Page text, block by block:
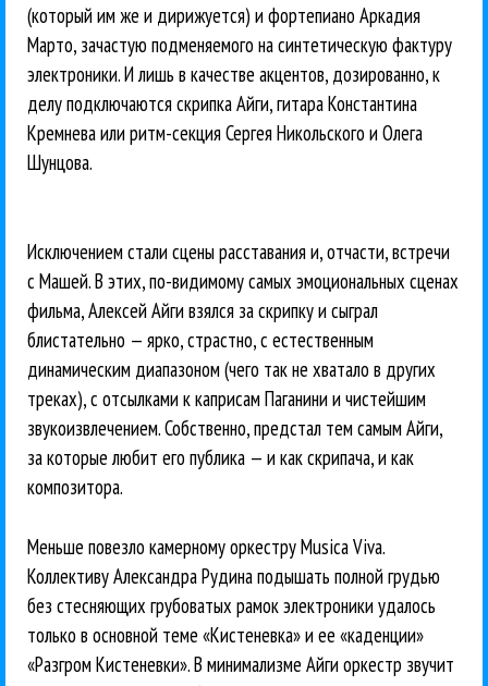
(который им же и дирижуется) и фортепиано Аркадия
Марто, зачастую подменяемого на синтетическую фактуру
электроники. И лишь в качестве акцентов, дозированно, к
делу подключаются скрипка Айги, гитара Константина
Кремнева или ритм-секция Сергея Никольского и Олега
Шунцова.
Исключением стали сцены расставания и, отчасти, встречи
с Машей. В этих, по-видимому самых эмоциональных сценах
фильма, Алексей Айги взялся за скрипку и сыграл
блистательно — ярко, страстно, с естественным
динамическим диапазоном (чего так не хватало в других
треках), с отсылками к каприсам Паганини и чистейшим
звукоизвлечением. Собственно, предстал тем самым Айги,
за которые любит его публика — и как скрипача, и как
композитора.
Меньше повезло камерному оркестру Musica Viva.
Коллективу Александра Рудина подышать полной грудью
без стесняющих грубоватых рамок электроники удалось
только в основной теме «Кистеневка» и ее «каденции»
«Разгром Кистеневки». В минимализме Айги оркестр звучит